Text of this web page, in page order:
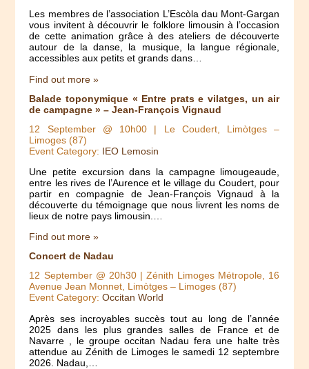
Les membres de l’association L’Escòla dau Mont-Gargan
vous invitent à découvrir le folklore limousin à l’occasion
de cette animation grâce à des ateliers de découverte
autour de la danse, la musique, la langue régionale,
accessibles aux petits et grands dans…
Find out more »
Balade toponymique « Entre prats e vilatges, un air
de campagne » – Jean-François Vignaud
12 September @ 10h00 | Le Coudert, Limòtges –
Limoges (87)
Event Category: IEO Lemosin
Une petite excursion dans la campagne limougeaude,
entre les rives de l’Aurence et le village du Coudert, pour
partir en compagnie de Jean-François Vignaud à la
découverte du témoignage que nous livrent les noms de
lieux de notre pays limousin.…
Find out more »
Concert de Nadau
12 September @ 20h30| Zénith Limoges Métropole, 16
Avenue Jean Monnet, Limòtges – Limoges (87)
Event Category:Occitan World
Après ses incroyables succès tout au long de l’année
2025 dans les plus grandes salles de France et de
Navarre , le groupe occitan Nadau fera une halte très
attendue au Zénith de Limoges le samedi 12 septembre
2026. Nadau,…